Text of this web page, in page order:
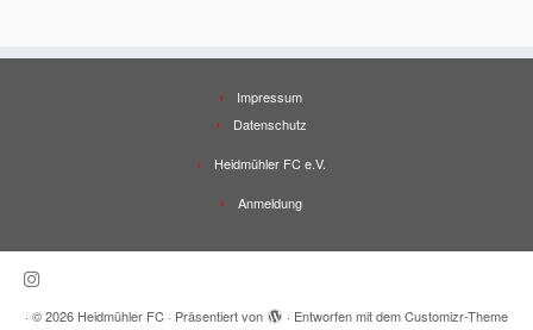
Impressum
Datenschutz
Heidmühler FC e.V.
Anmeldung
· © 2026 Heidmühler FC · Präsentiert von · Entworfen mit demCustomizr-Theme